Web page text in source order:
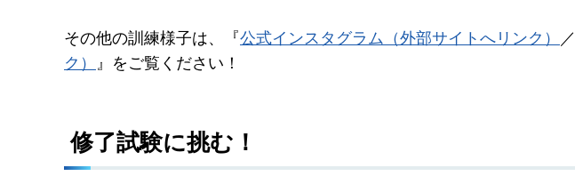
その他の訓練様子は、『公式インスタグラム（外部サイトへリンク） ／
ク） 』をご覧ください！
修了試験に挑む！